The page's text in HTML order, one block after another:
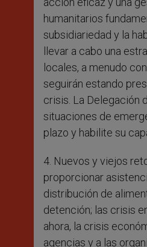
humanitarios
subsidiariedad y la
llevar a cabo una
locales, a menudo
seguirán estando
crisis. La Delegación
situaciones de
plazo y habilite su
4. Nuevos y viejos
proporcionar
distribución de
detención; las crisis
ahora, la crisis
agencias y a las